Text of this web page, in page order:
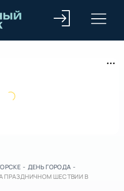
- ДЕНЬ ГОРОДА -
ПРАЗДНИЧНОМ ШЕСТВИИ В